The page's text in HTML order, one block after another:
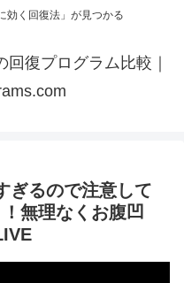
効く回復法」が見つかる
復プログラム比較｜
ぎるので注意して
無理なくお腹凹